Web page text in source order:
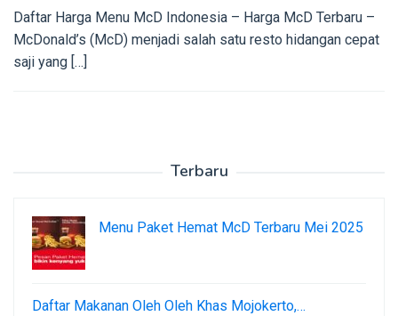
Daftar Harga Menu McD Indonesia – Harga McD Terbaru –
McDonald’s (McD) menjadi salah satu resto hidangan cepat
saji yang […]
Terbaru
Menu Paket Hemat McD Terbaru Mei 2025
Daftar Makanan Oleh Oleh Khas Mojokerto,…